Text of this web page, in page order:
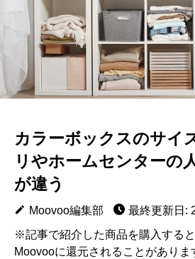
カラーボックスのサイ
リやホームセンターの
が違う
Moovoo編集部
最終更新日:
※記事で紹介した商品を購入する
Moovooに還元されることがありま